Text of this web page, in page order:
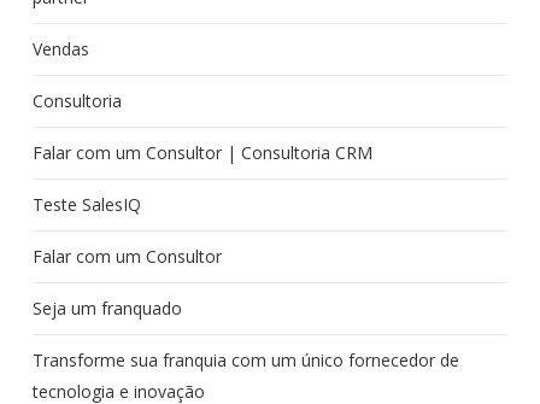
Vendas
Consultoria
Falar com um Consultor | Consultoria CRM
Teste SalesIQ
Falar com um Consultor
Seja um franquado
Transforme sua franquia com um único fornecedor de
tecnologia e inovação